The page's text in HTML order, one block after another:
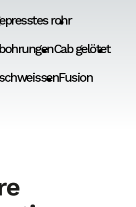
rohr
Cab gelötet
Fusion